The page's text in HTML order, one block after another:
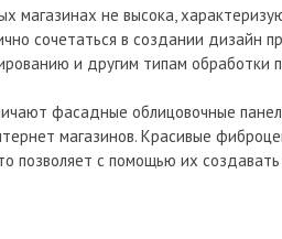
не высока,
сочетаться в создании дизайн
и другим типам обработки
фасадные облицовочные
магазинов. Красивые
с помощью их